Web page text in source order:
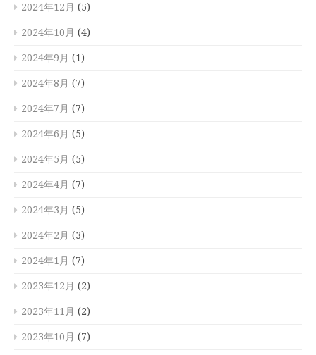
2024年12月 (5)
2024年10月 (4)
2024年9月 (1)
2024年8月 (7)
2024年7月 (7)
2024年6月 (5)
2024年5月 (5)
2024年4月 (7)
2024年3月 (5)
2024年2月 (3)
2024年1月 (7)
2023年12月 (2)
2023年11月 (2)
2023年10月 (7)